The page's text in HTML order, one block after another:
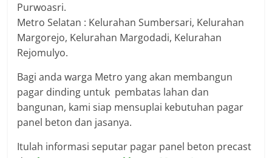
Purwoasri.
Metro Selatan : Kelurahan Sumbersari, Kelurahan
Margorejo, Kelurahan Margodadi, Kelurahan
Rejomulyo.
Bagi anda warga Metro yang akan membangun
pagar dinding untuk pembatas lahan dan
bangunan, kami siap mensuplai kebutuhan pagar
panel beton dan jasanya.
Itulah informasi seputar pagar panel beton precast